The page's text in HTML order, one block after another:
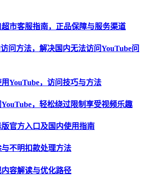
市客服指南，正品保障与服务渠道
问方法，解决国内无法访问YouTube问
YouTube，访问技巧与方法
，轻松绕过限制享受视频乐趣
官方入口及国内使用指南
不明扣款处理方法
容解读与优化路径